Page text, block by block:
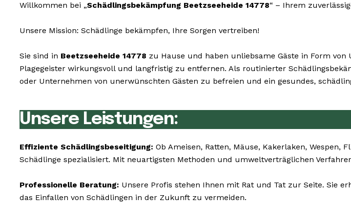
Willkommen bei „Schädlingsbekämpfung Beetzseeheide 14778“ – Ihrem
Unsere Mission: Schädlinge bekämpfen, Ihre Sorgen vertreiben!
Sie sind in Beetzseeheide 14778 zu Hause und haben unliebsame Gäste in Form
Plagegeister wirkungsvoll und langfristig zu entfernen. Als routinierter
oder Unternehmen von unerwünschten Gästen zu befreien und ein gesundes,
Unsere Leistungen:
Effiziente Schädlingsbeseitigung: Ob Ameisen, Ratten, Mäuse, Kakerlaken,
Schädlinge spezialisiert. Mit neuartigsten Methoden und umweltverträglichen
Professionelle Beratung: Unsere Profis stehen Ihnen mit Rat und Tat zur Seite. Sie
das Einfallen von Schädlingen in der Zukunft zu vermeiden.